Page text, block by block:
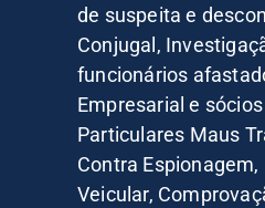
de suspeita e
Conjugal,
funcionários
Empresarial e
Particulares Maus
Contra
Veicular,